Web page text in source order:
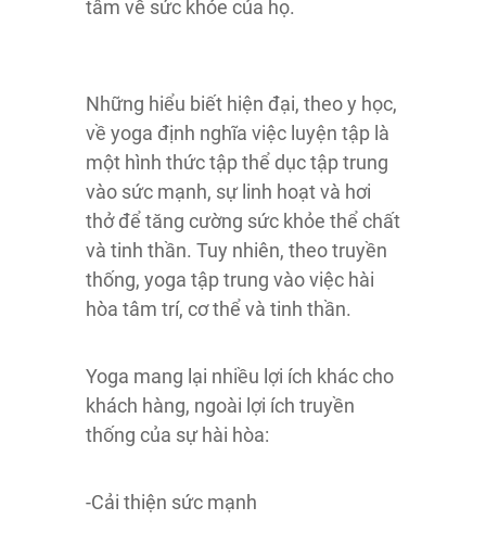
tâm về sức khỏe của họ.
Những hiểu biết hiện đại, theo y học,
về yoga định nghĩa việc luyện tập là
một hình thức tập thể dục tập trung
vào sức mạnh, sự linh hoạt và hơi
thở để tăng cường sức khỏe thể chất
và tinh thần. Tuy nhiên, theo truyền
thống, yoga tập trung vào việc hài
hòa tâm trí, cơ thể và tinh thần.
Yoga mang lại nhiều lợi ích khác cho
khách hàng, ngoài lợi ích truyền
thống của sự hài hòa:
-Cải thiện sức mạnh